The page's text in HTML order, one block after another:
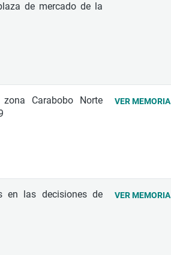
de mercado de la
Carabobo Norte
VER MEMORIA
en las decisiones de
VER MEMORIA